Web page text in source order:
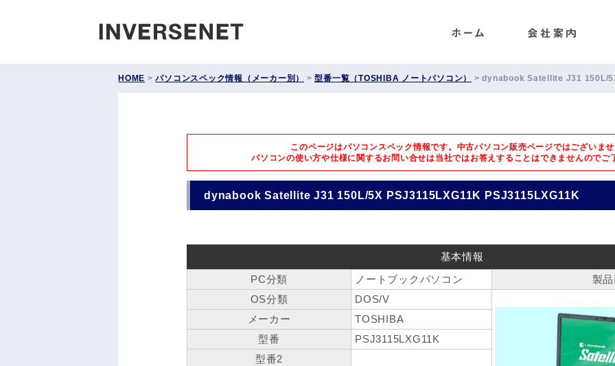
HOME >パソコンスペック情報（メーカー別） >型番一覧（TOSHIBA ノートパソコン） >dynabook Satellite J31 150L/
このページはパソコンスペック情報です。中古パソコン販売ページではございま
パソコンの使い方や仕様に関するお問い合せは当社ではお答えすることはできませんのでご
dynabook Satellite J31 150L/5X PSJ3115LXG11K PSJ3115LXG11K
基本情報
PC分類
ノートブックパソコン
製
OS分類
DOS/V
メーカー
TOSHIBA
型番
PSJ3115LXG11K
型番2